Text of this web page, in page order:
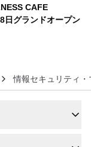
CAFE
日グランドオープン
情報セキュリティ